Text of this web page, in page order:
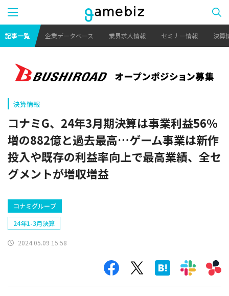
記事一覧 企業データベース 業界求人情報 セミナー情報 決算
決算情報
コナミG、24年3月期決算は事業利益56％
増の882億と過去最高…ゲーム事業は新作
投入や既存の利益率向上で最高業績、全セ
グメントが増収増益
コナミグループ
24年1-3月決算
2024.05.09 15:58